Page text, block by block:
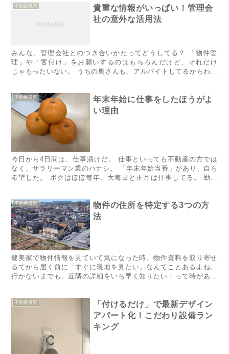
不動産投資
貴重な情報がいっぱい！管理会
社の意外な活用法
みんな、管理会社とのつき合いかたってどうしてる？ 「物件管
理」や「客付け」をお願いするのはもちろんだけど、それだけ
じゃもったいない。 ​うちの奥さん​も、アルバイトしてるからわか
不動産投資
年末年始に仕事をしたほうがよ
い理由
​​​​​​​​​​​​​​​​​​今日から4日間は、仕事漬けだ。 仕事といっても不動産の方では
なく、サラリーマン業のハナシ。 「年末年始当番」があり、自ら
希望した。 ボクはほぼ毎年、大晦日と正月は仕事してる。 勤め
不動産投資
物件の住所を特定する3つの方
法
健美家で物件情報を見ていて気になった時、物件資料を取り寄せ
るてから届く前に「すぐに現地を見たい」なんてことあるよね。
行かないまでも、近隣の詳細をいち早く知りたい！って時がある
不動産投資
「付けるだけ」で最新デザイン
アパート化！こだわり設備ラン
キング